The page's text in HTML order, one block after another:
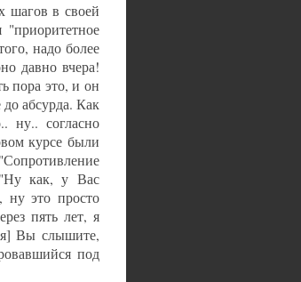
шагов в своей
надо более
давно вчера!
пора это, и он
абсурда. Как
ну.. согласно
курсе были
как, у Вас
ну это просто
пять лет, я
Вы слышите,
под